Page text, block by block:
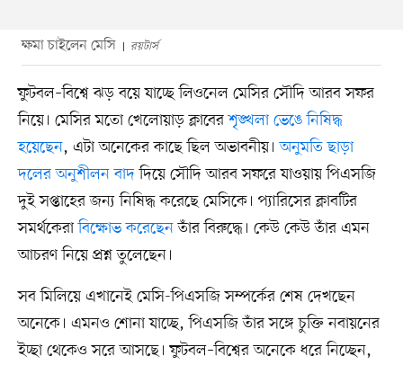
ক্ষমা চাইলেন মেসি রয়টার্স
ফুটবল–বিশ্বে ঝড় বয়ে যাচ্ছে লিওনেল মেসির সৌদি আরব সফর
নিয়ে। মেসির মতো খেলোয়াড় ক্লাবেরশৃঙ্খলা ভেঙে নিষিদ্ধ
হয়েছেন, এটা অনেকের কাছে ছিল অভাবনীয়। অনুমতি ছাড়া
দলের অনুশীলন বাদদিয়ে সৌদি আরব সফরে যাওয়ায় পিএসজি
দুই সপ্তাহের জন্য নিষিদ্ধ করেছে মেসিকে। প্যারিসের ক্লাবটির
সমর্থকেরাবিক্ষোভ করেছেনতাঁর বিরুদ্ধে। কেউ কেউ তাঁর এমন
আচরণ নিয়ে প্রশ্ন তুলেছেন।
সব মিলিয়ে এখানেই মেসি-পিএসজি সম্পর্কের শেষ দেখছেন
অনেকে। এমনও শোনা যাচ্ছে, পিএসজি তাঁর সঙ্গে চুক্তি নবায়নের
ইচ্ছা থেকেও সরে আসছে। ফুটবল–বিশ্বের অনেকে ধরে নিচ্ছেন,